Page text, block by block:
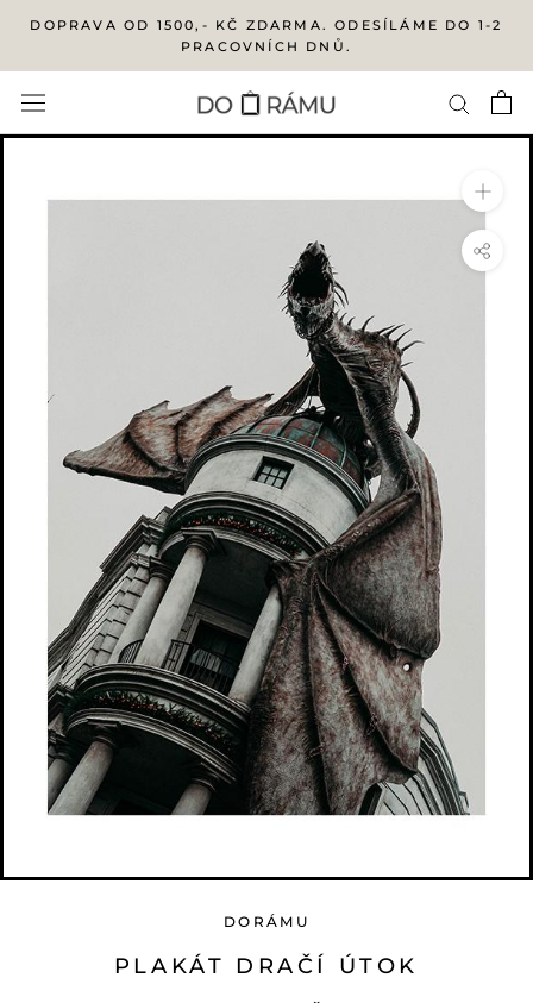
obsah
DOPRAVA OD 1500,- KČ ZDARMA. ODESÍLÁME DO 1-2
PRACOVNÍCH DNŮ.
DORÁMU
PLAKÁT DRAČÍ ÚTOK